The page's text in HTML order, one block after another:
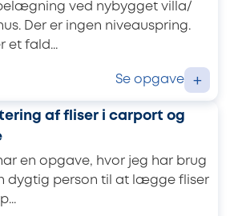
ved nybygget villa/
Der er ingen niveauspring.
et fald...
Se opgave +
af fliser i carport og
en opgave, hvor jeg har brug
dygtig person til at lægge fliser